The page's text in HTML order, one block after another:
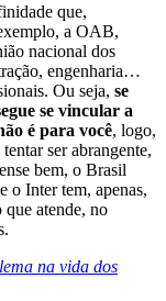
que,
a OAB,
nacional dos
engenharia…
Ou seja, se
se vincular a
é para você, logo,
ser abrangente,
bem, o Brasil
o Inter tem, apenas,
atende, no
na vida dos